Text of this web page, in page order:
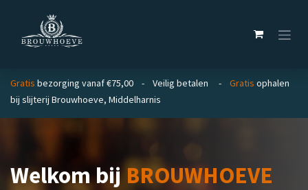
Gratis bezorging vanaf €75,00 - Veilig betalen - Gratis ophalen
bij slijterij Brouwhoeve, Middelharnis
Welkom bijBROUWHOEVE